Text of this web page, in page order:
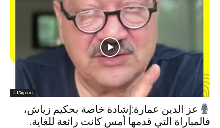
فيديوهات
عز الدين عمارة:إشادة خاصة بحكيم زياش،
فالمباراة التي قدمها أمس كانت رائعة للغاية.